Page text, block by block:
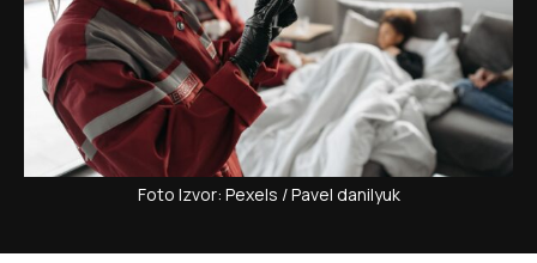
Foto Izvor: Pexels / Pavel danilyuk